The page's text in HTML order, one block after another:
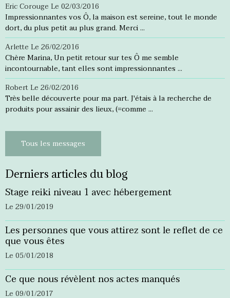
Eric Corouge Le 02/03/2016
Impressionnantes vos Ô, la maison est sereine, tout le monde
dort, du plus petit au plus grand. Merci ...
Arlette Le 26/02/2016
Chère Marina, Un petit retour sur tes Ô me semble
incontournable, tant elles sont impressionnantes ...
RobertLe 26/02/2016
Très belle découverte pour ma part. J'étais à la recherche de
produits pour assainir des lieux, (=comme ...
Tous les messages
Derniers articles du blog
Stage reiki niveau 1 avec hébergement
Le 29/01/2019
Les personnes que vous attirez sont le reflet de ce
que vous êtes
Le 05/01/2018
Ce que nous révèlent nos actes manqués
Le 09/01/2017